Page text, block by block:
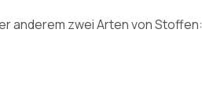
anderem zwei Arten von Stoffen: